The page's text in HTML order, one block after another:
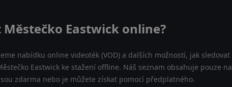
Městečko Eastwick online?
nabídku online videoték (VOD) a dalších možností, jak sledovat
Eastwick ke stažení offline. Náš seznam obsahuje pouze na
zdarma nebo je můžete získat pomocí předplatného.